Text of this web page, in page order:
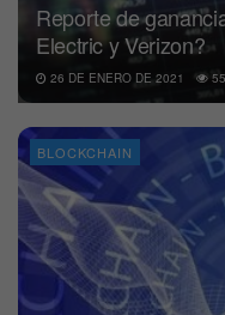
Reporte de
Electric y Verizon?
26 DE ENERO DE 2021
BLOCKCHAIN